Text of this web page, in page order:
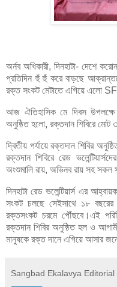
অর্নব অধিকারী, দিনহাটা- দেশে
প্রতিদিন হুঁ হুঁ করে বাড়ছে
রক্ত সংকট মেটাতে এগিয়ে এলো
আজ ঐতিহাসিক মে দিবস উপলক্ষে
অনুষ্ঠিত হলো, রক্তদান শিবিরে
দ্বিতীয় পর্যায়ে রক্তদান শিবির
রক্তদান শিবিরে রেড
অংশুমালি রায়, অভিনব রায় সহ সকল
দিনহাটা রেড ভলেন্টিয়ার্স এর
সংকট চলছে সেইসাথে ১৮
রক্তসংকট চরমে পৌঁছবে।এই
রক্তদান শিবির অনুষ্ঠিত হল ও
মানুষকে রক্ত দানে এগিয়ে আসার
Sangbad Ekalavya Editorial